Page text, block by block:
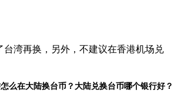
湾再换，另外，不建议在香港机场兑
么在大陆换台币？大陆兑换台币哪个银行好？